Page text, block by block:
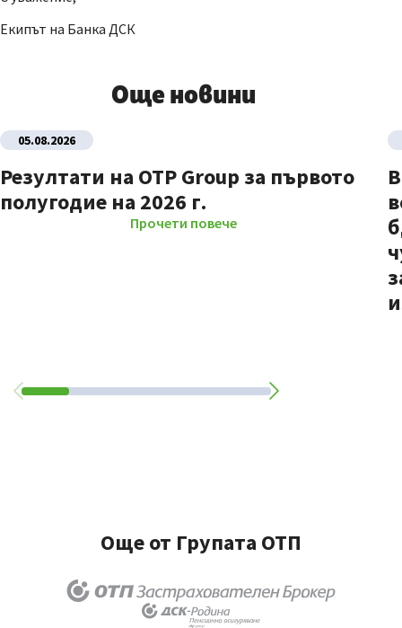
Екипът на Банка ДСК
Още новини
05.08.2026
Резултати на OTP Group за първото
полугодие на 2026 г.
Прочети повече
Още от Групата ОТП